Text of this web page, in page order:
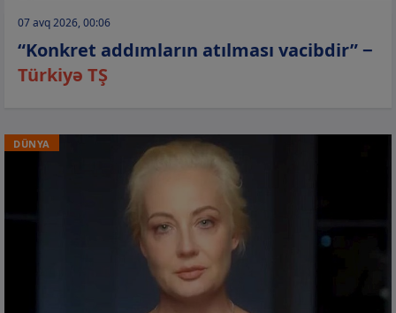
07 avq 2026, 00:06
“Konkret addımların atılması vacibdir” −
Türkiyə TŞ
DÜNYA